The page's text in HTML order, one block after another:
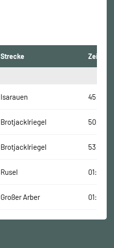
Strecke Zeit
Isarauen 45:12
Brotjacklriegel 50:28
Brotjacklriegel 53:59
Rusel
Großer Arber